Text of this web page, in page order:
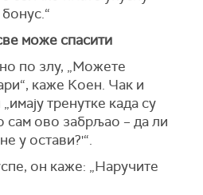
може спасити
по злу, „Можете
каже Коен. Чак и
тренутке када су
сам ово забрљао – да ли
у остави?'“.
он каже: „Наручите